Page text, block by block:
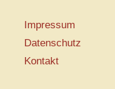
Impressum
Datenschutz
Kontakt